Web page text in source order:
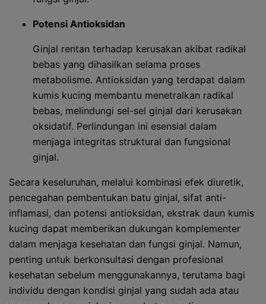
Potensi Antioksidan
Ginjal rentan terhadap kerusakan akibat radikal
bebas yang dihasilkan selama proses
metabolisme. Antioksidan yang terdapat dalam
kumis kucing membantu menetralkan radikal
bebas, melindungi sel-sel ginjal dari kerusakan
oksidatif. Perlindungan ini esensial dalam
menjaga integritas struktural dan fungsional
ginjal.
Secara keseluruhan, melalui kombinasi efek diuretik,
pencegahan pembentukan batu ginjal, sifat anti-
inflamasi, dan potensi antioksidan, ekstrak daun kumis
kucing dapat memberikan dukungan komplementer
dalam menjaga kesehatan dan fungsi ginjal. Namun,
penting untuk berkonsultasi dengan profesional
kesehatan sebelum menggunakannya, terutama bagi
individu dengan kondisi ginjal yang sudah ada atau